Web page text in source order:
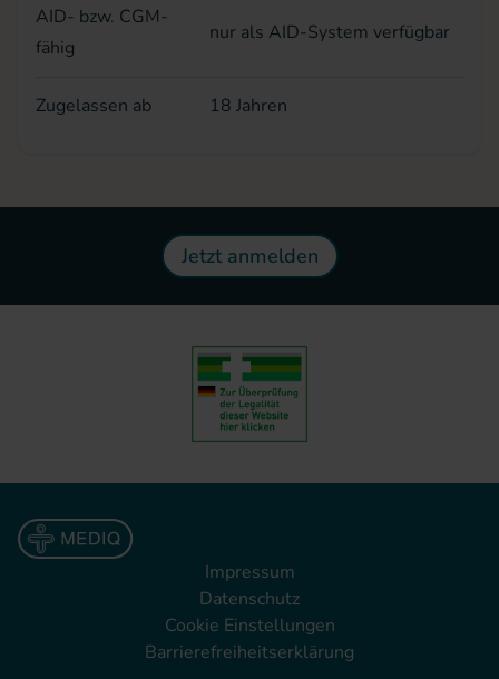
AID- bzw. CGM-
fähig
nur als AID-System verfügbar
Zugelassen ab 18 Jahren
Jetzt anmelden
Impressum
Datenschutz
Cookie Einstellungen
Barrierefreiheitserklärung